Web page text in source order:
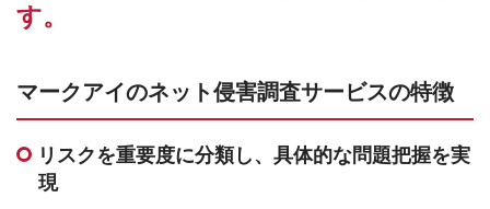
す。
マークアイのネット侵害調査サービスの特徴
リスクを重要度に分類し、具体的な問題把握を実
現